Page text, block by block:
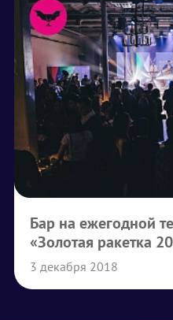
Бар на ежегодной
«Золотая ракетка
3 декабря 2018